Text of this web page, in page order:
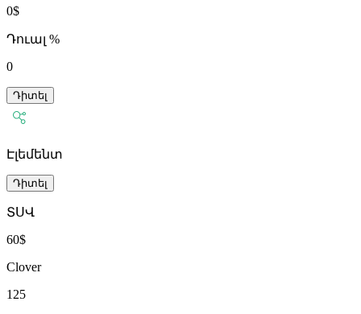
0$
Դուալ %
0
Դիտել
Էլեմենտ
Դիտել
ՏՍՎ
60$
Clover
125